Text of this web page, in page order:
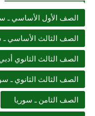
الصف الأول الأساسي ـ
الصف الثالث الأساسي ـ
الصف الثالث الثانوي
الصف الثالث الثانوي ـ
الصف الثامن ـ سوريا